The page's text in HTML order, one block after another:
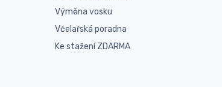
Výměna vosku
Včelařská poradna
Ke stažení ZDARMA